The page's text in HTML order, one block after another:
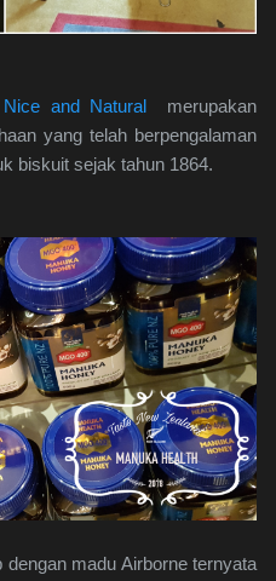
Nice and Natural merupakan
yang telah berpengalaman
biskuit sejak tahun 1864.
madu Airborne ternyata